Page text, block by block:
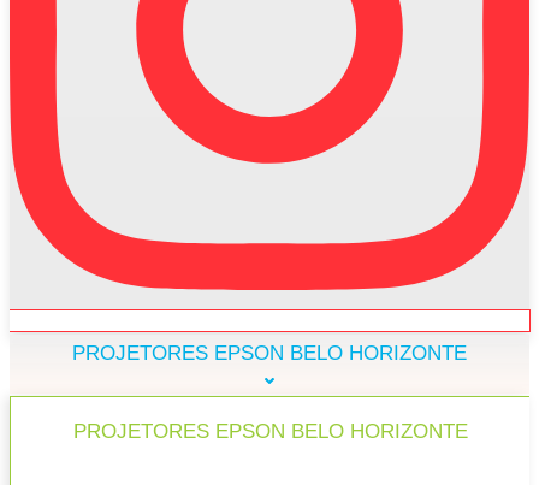
PROJETORES EPSON BELO HORIZONTE
PROJETORES EPSON BELO HORIZONTE